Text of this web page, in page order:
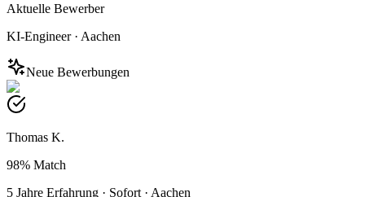
Aktuelle Bewerber
KI-Engineer· Aachen
Neue Bewerbungen
Thomas K.
98% Match
5 Jahre Erfahrung · Sofort · Aachen